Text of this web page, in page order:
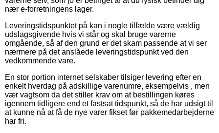
nær e-forretningens lager.
Leveringstidspunktet på kan i nogle tilfælde være vældig
udslagsgivende hvis vi står og skal bruge varerne
omgående, så af den grund er det skam passende at vi ser
nærmere på det anslåede leveringstidspunkt ved den
vedkommende vare.
En stor portion internet selskaber tilsiger levering efter en
enkelt hverdag på adskillige varenumre, eksempelvis , men
vær vagtsom da det stiller krav om at bestillingen køres
igennem tidligere end et fastsat tidspunkt, så de har udsigt til
at kunne nå at få de nye varer fikset før pakkemedarbejderne
har fri.